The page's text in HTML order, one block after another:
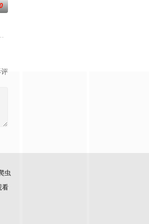
崔敏浩,时宇,金东宇,韩蔚
评
虫
看